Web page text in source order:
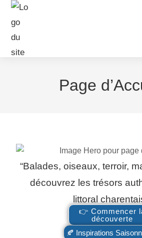
Page
“Balades, oiseaux, terroir,
découvrez les trésors
littoral
👉 Commencer
découverte
🍂 Inspirations